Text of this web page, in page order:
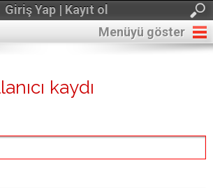
Giriş Yap | Kayıt ol
Menüyü göster
kaydı